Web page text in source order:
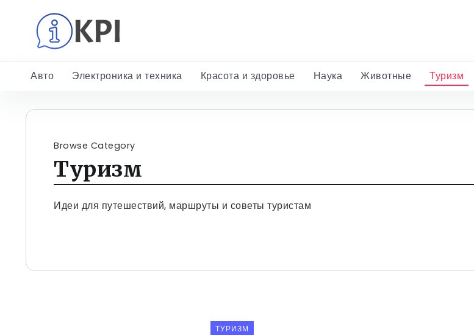
Авто Электроника и техника Красота и здоровье Наука Животные Туризм
Browse Category
Туризм
Идеи для путешествий, маршруты и советы туристам
ТУРИЗМ